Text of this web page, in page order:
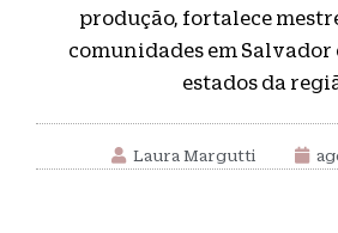
produção, fortalece
comunidades em Salvador
estados da
Laura Margutti